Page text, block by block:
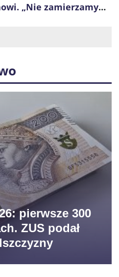
„Nie zamierzamy
pierwsze 300
ZUS podał